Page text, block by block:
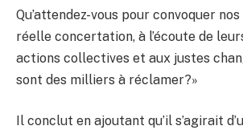
Qu’attendez-vous pour convoquer
réelle concertation, à l’écoute de
actions collectives et aux justes
sont des milliers à réclamer?»
Il conclut en ajoutant qu’il s’agirait